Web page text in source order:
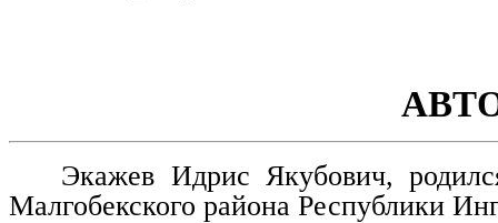
Экажев Идрис Якубович,
Малгобекского района Республики